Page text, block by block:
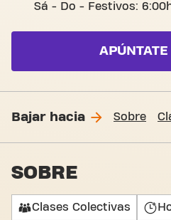
Sá - Do - Festivos:
Bajar hacia Sobre
SOBRE
Clases Colectivas